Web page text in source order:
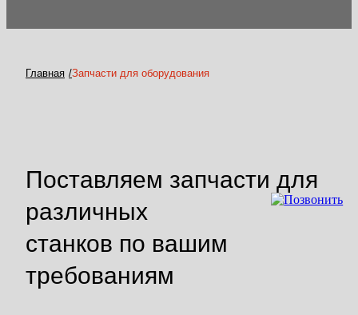
Главная Запчасти для оборудования
Поставляем запчасти для
различных
станков по вашим
требованиям